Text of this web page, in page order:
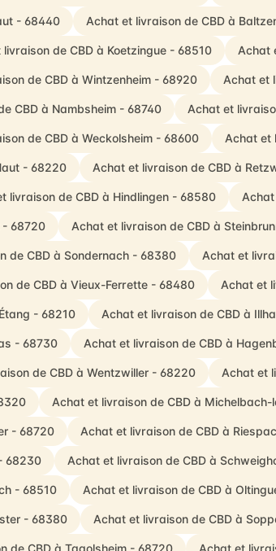
- 68440 Achat et livraison de CBD à
livraison de CBD à Koetzingue - 68510 Achat
de CBD à Wintzenheim - 68920 Achat et
CBD à Nambsheim - 68740 Achat et
de CBD à Weckolsheim - 68600 Achat et
- 68220 Achat et livraison de CBD à
livraison de CBD à Hindlingen - 68580
- 68720 Achat et livraison de CBD à
de CBD à Sondernach - 68380 Achat et
de CBD à Vieux-Ferrette - 68480 Achat et
- 68210 Achat et livraison de CBD à
- 68730 Achat et livraison de CBD à
de CBD à Wentzwiller - 68220 Achat et
Achat et livraison de CBD à
- 68720 Achat et livraison de CBD à
68230 Achat et livraison de CBD à
- 68510 Achat et livraison de CBD à
- 68380 Achat et livraison de CBD à
de CBD à Tagolsheim - 68720 Achat et